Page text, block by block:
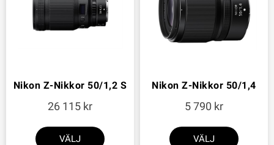
Nikon Z-Nikkor 50/1,2 S
26 115
VÄLJ
Nikon Z-Nikkor 50/1,4
5 790
VÄLJ